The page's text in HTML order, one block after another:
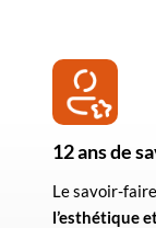
12 ans de
Le savoir-
l’esthétique